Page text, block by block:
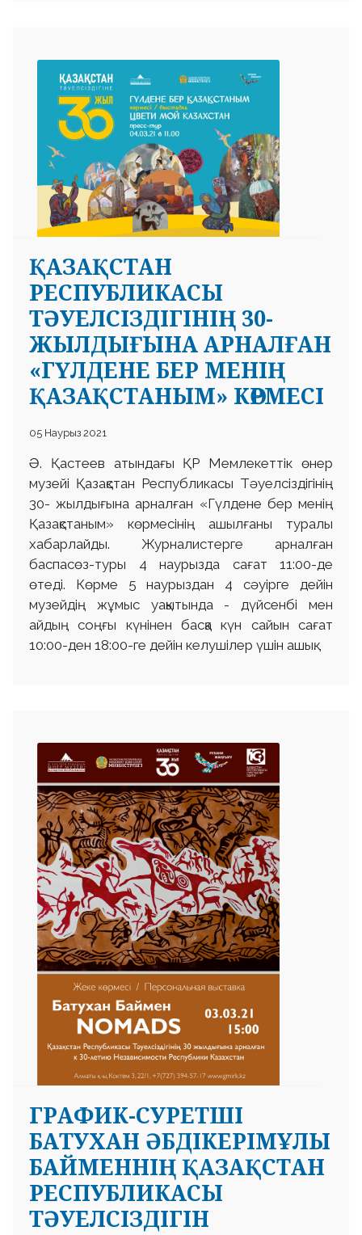
ҚАЗАҚСТАН
РЕСПУБЛИКАСЫ
ТӘУЕЛСІЗДІГІНІҢ 30-
ЖЫЛДЫҒЫНА АРНАЛҒАН
«ГҮЛДЕНЕ БЕР МЕНІҢ
ҚАЗАҚСТАНЫМ» КӨРМЕСІ
05 Наурыз 2021
Ә. Қастеев атындағы ҚР Мемлекеттік өнер
музейі Қазақстан Республикасы Тәуелсіздігінің
30- жылдығына арналған «Гүлдене бер менің
Қазақстаным» көрмесінің ашылғаны туралы
хабарлайды. Журналистерге арналған
баспасөз-туры 4 наурызда сағат 11:00-де
өтеді. Көрме 5 наурыздан 4 сәуірге дейін
музейдің жұмыс уақытында - дүйсенбі мен
айдың соңғы күнінен басқа күн сайын сағат
10:00-ден 18:00-ге дейін келушілер үшін ашық.
ГРАФИК-СУРЕТШІ
БАТУХАН ӘБДІКЕРІМҰЛЫ
БАЙМЕННІҢ ҚАЗАҚСТАН
РЕСПУБЛИКАСЫ
ТӘУЕЛСІЗДІГІН